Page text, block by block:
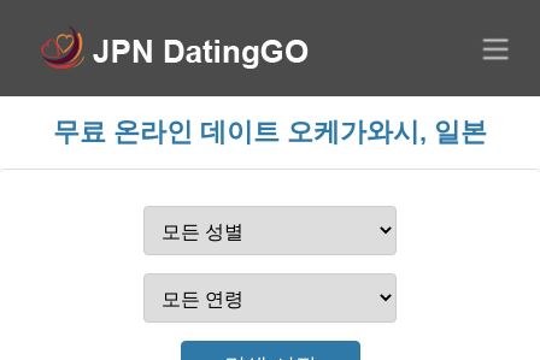
무료 온라인 데이트 오케가와시, 일본